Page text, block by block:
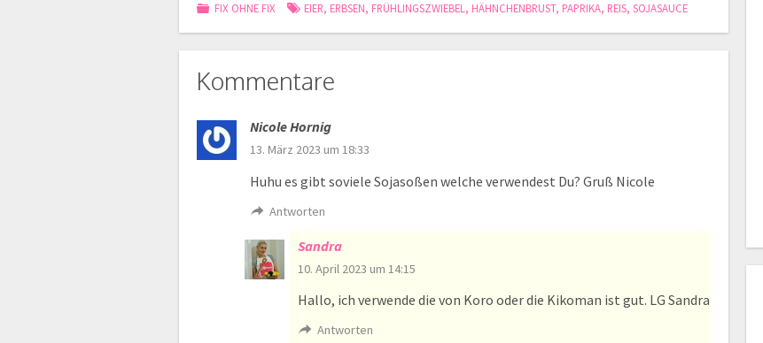
FIX OHNE FIX EIER, ERBSEN, FRÜHLINGSZWIEBEL, HÄHNCHENBRUST, PAPRIKA, REIS,SOJASAUCE
Kommentare
Nicole Hornig
13. März 2023 um 18:33
Huhu es gibt soviele Sojasoßen welche verwendest Du? Gruß Nicole
Antworten
Sandra
10. April 2023 um 14:15
Hallo, ich verwende die von Koro oder die Kikoman ist gut. LG Sandra
Antworten